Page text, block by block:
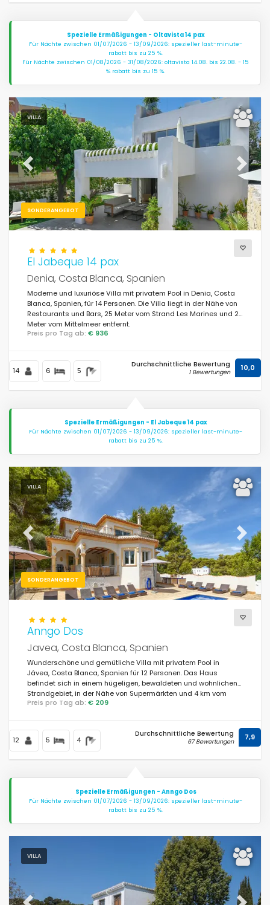
Spezielle Ermäßigungen - Oltavista 14 pax
Für Nächte zwischen 01/07/2026 - 13/09/2026: spezieller last-minute-
rabatt bis zu 25 %.
Für Nächte zwischen 01/08/2026 - 31/08/2026: oltavista 14.08. bis 22.08. - 15
% rabatt bis zu 15 %.
VILLA
SONDERANGEBOT
Previous Next
El Jabeque 14 pax
Denia, Costa Blanca, Spanien
Moderne und luxuriöse Villa mit privatem Pool in Denia, Costa
Blanca, Spanien, für 14 Personen. Die Villa liegt in der Nähe von
Restaurants und Bars, 25 Meter vom Strand Les Marines und 25
Meter vom Mittelmeer entfernt.
Preis pro Tag ab: € 936
14 6 5
Durchschnittliche Bewertung
1 Bewertungen 10,0
Spezielle Ermäßigungen - El Jabeque 14 pax
Für Nächte zwischen 01/07/2026 - 13/09/2026: spezieller last-minute-
rabatt bis zu 25 %.
VILLA
SONDERANGEBOT
Previous Next
Anngo Dos
Javea, Costa Blanca, Spanien
Wunderschöne und gemütliche Villa mit privatem Pool in
Jávea, Costa Blanca, Spanien für 12 Personen. Das Haus
befindet sich in einem hügeligen, bewaldeten und wohnlichen
Strandgebiet, in der Nähe von Supermärkten und 4 km vom
Strand La Granadella, Jávea entfernt.
Preis pro Tag ab: € 209
12 5 4
Durchschnittliche Bewertung
67 Bewertungen 7,9
Spezielle Ermäßigungen - Anngo Dos
Für Nächte zwischen 01/07/2026 - 13/09/2026: spezieller last-minute-
rabatt bis zu 25 %.
VILLA